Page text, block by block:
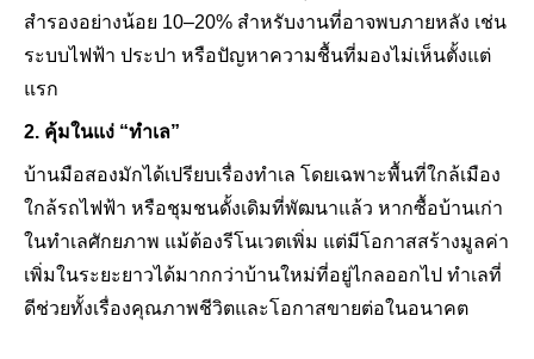
สำรองอย่างน้อย 10–20% สำหรับงานที่อาจพบภายหลัง เช่น
ระบบไฟฟ้า ประปา หรือปัญหาความชื้นที่มองไม่เห็นตั้งแต่
แรก
2. คุ้มในแง่ “ทำเล”
บ้านมือสองมักได้เปรียบเรื่องทำเล โดยเฉพาะพื้นที่ใกล้เมือง
ใกล้รถไฟฟ้า หรือชุมชนดั้งเดิมที่พัฒนาแล้ว หากซื้อบ้านเก่า
ในทำเลศักยภาพ แม้ต้องรีโนเวตเพิ่ม แต่มีโอกาสสร้างมูลค่า
เพิ่มในระยะยาวได้มากกว่าบ้านใหม่ที่อยู่ไกลออกไป ทำเลที่
ดีช่วยทั้งเรื่องคุณภาพชีวิตและโอกาสขายต่อในอนาคต